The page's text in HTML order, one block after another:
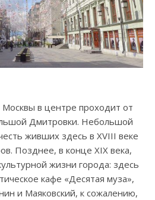
в центре проходит от
Дмитровки. Небольшой
живших здесь в XVIII веке
Позднее, в конце XIX века,
жизни города: здесь
кафе «Десятая муза»,
и Маяковский, к сожалению,